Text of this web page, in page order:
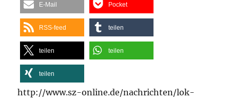
E-Mail Pocket
RSS-feed teilen
teilen teilen
teilen
http://www.sz-online.de/nachrichten/lok-